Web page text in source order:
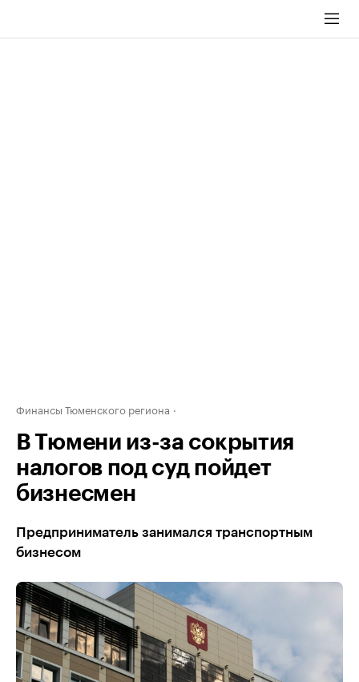
Финансы Тюменского региона
В Тюмени из-за сокрытия
налогов под суд пойдет
бизнесмен
Предприниматель занимался транспортным
бизнесом